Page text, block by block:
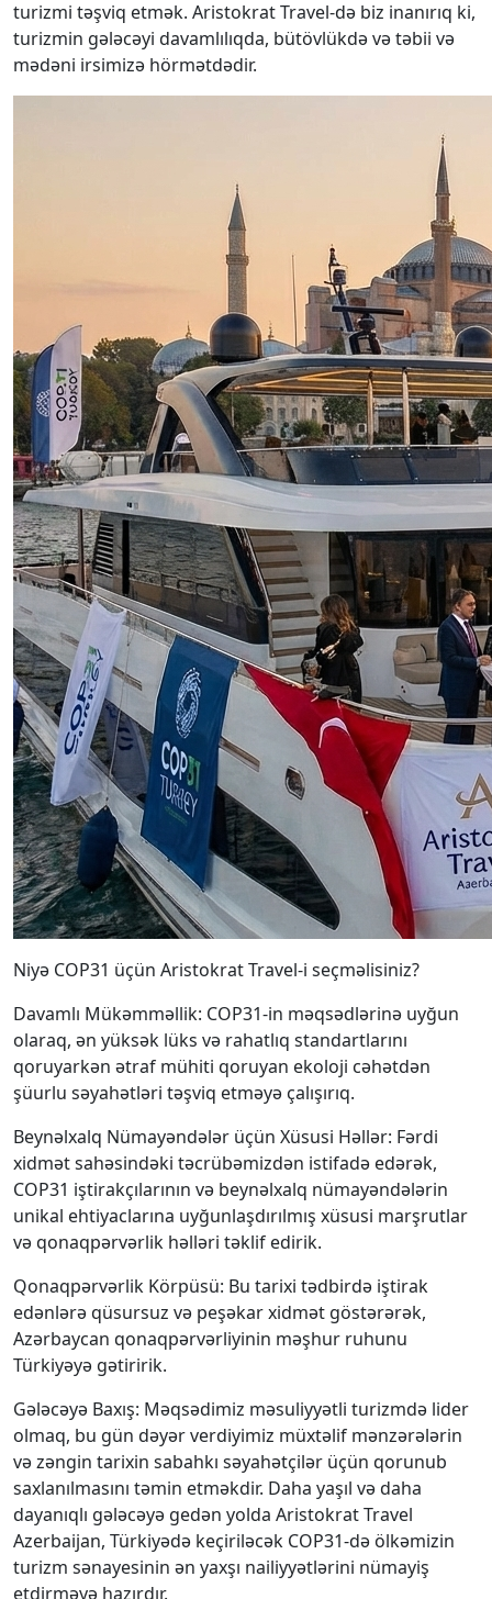
turizmi təşviq etmək. Aristokrat Travel-də biz inanırıq ki,
turizmin gələcəyi davamlılıqda, bütövlükdə və təbii və
mədəni irsimizə hörmətdədir.
Niyə COP31 üçün Aristokrat Travel-i seçməlisiniz?
Davamlı Mükəmməllik: COP31-in məqsədlərinə uyğun
olaraq, ən yüksək lüks və rahatlıq standartlarını
qoruyarkən ətraf mühiti qoruyan ekoloji cəhətdən
şüurlu səyahətləri təşviq etməyə çalışırıq.
Beynəlxalq Nümayəndələr üçün Xüsusi Həllər: Fərdi
xidmət sahəsindəki təcrübəmizdən istifadə edərək,
COP31 iştirakçılarının və beynəlxalq nümayəndələrin
unikal ehtiyaclarına uyğunlaşdırılmış xüsusi marşrutlar
və qonaqpərvərlik həlləri təklif edirik.
Qonaqpərvərlik Körpüsü: Bu tarixi tədbirdə iştirak
edənlərə qüsursuz və peşəkar xidmət göstərərək,
Azərbaycan qonaqpərvərliyinin məşhur ruhunu
Türkiyəyə gətiririk.
Gələcəyə Baxış: Məqsədimiz məsuliyyətli turizmdə lider
olmaq, bu gün dəyər verdiyimiz müxtəlif mənzərələrin
və zəngin tarixin sabahkı səyahətçilər üçün qorunub
saxlanılmasını təmin etməkdir. Daha yaşıl və daha
dayanıqlı gələcəyə gedən yolda Aristokrat Travel
Azerbaijan, Türkiyədə keçiriləcək COP31-də ölkəmizin
turizm sənayesinin ən yaxşı nailiyyətlərini nümayiş
etdirməyə hazırdır.